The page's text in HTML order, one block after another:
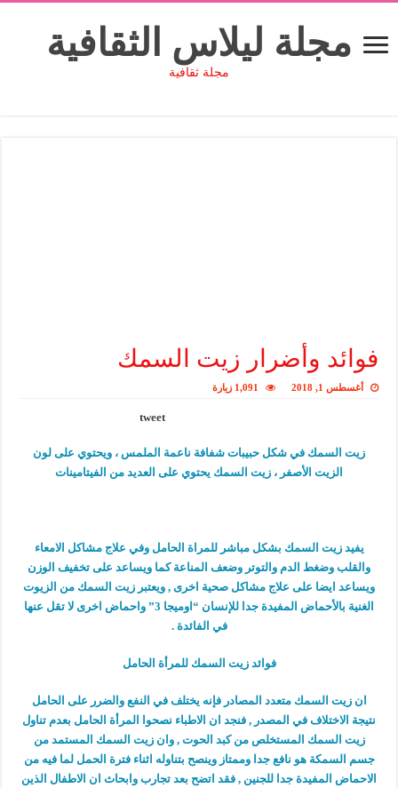
مجلة ليلاس الثقافية
مجلة ثقافية
فوائد وأضرار زيت السمك
أغسطس 1, 2018 1,091 زيارة
tweet
زيت السمك في شكل حبيبات شفافة ناعمة الملمس ، ويحتوي على لون
الزيت الأصفر ، زيت السمك يحتوي على العديد من الفيتامينات
يفيد زيت السمك بشكل مباشر للمراة الحامل وفي علاج مشاكل الامعاء
والقلب وضغط الدم والتوتر وضعف المناعة كما ويساعد على تخفيف الوزن
ويساعد ايضا على علاج مشاكل صحية اخرى , ويعتبر زيت السمك من الزيوت
الغنية بالأحماض المفيدة جدا للإنسان “اوميجا 3” واحماض اخرى لا تقل عنها
في الفائدة .
فوائد زيت السمك للمرأة الحامل
ان زيت السمك متعدد المصادر فإنه يختلف في النفع والضرر على الحامل
نتيجة الاختلاف في المصدر , فنجد ان الاطباء نصحوا المرأة الحامل بعدم تناول
زيت السمك المستخلص من كبد الحوت , وان زيت السمك المستمد من
جسم السمكة هو نافع جدا وممتاز وينصح بتناوله اثناء فترة الحمل لما فيه من
الاحماض المفيدة جدا للجنين , فقد اتضح بعد تجارب وابحاث ان الاطفال الذين